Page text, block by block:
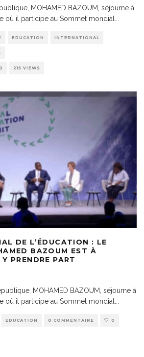
MOHAMED BAZOUM, séjourne à
où il participe au Sommet mondial...
EDUCATION INTERNATIONAL
0 215 VIEWS
DE L’ÉDUCATION : LE
BAZOUM EST À
PRENDRE PART
MOHAMED BAZOUM, séjourne à
où il participe au Sommet mondial
EDUCATION 0 COMMENTAIRE 0